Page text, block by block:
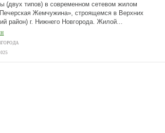
(двух типов) в современном сетевом жилом
Жемчужина», строящемся в Верхних
район) г. Нижнего Новгорода. Жилой...